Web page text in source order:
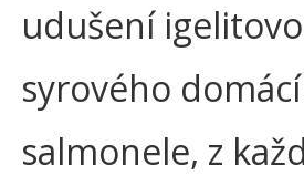
udušení
syrového
salmonele, z